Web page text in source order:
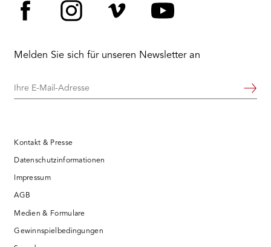
Melden Sie sich für unseren Newsletter an
Ihre
Weiter
Kontakt & Presse
Datenschutzinformationen
Impressum
AGB
Medien & Formulare
Gewinnspielbedingungen